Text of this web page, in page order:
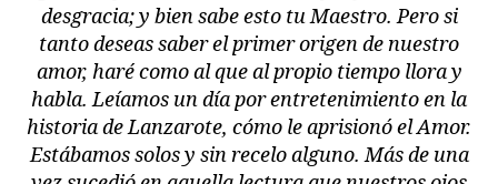
desgracia; y bien sabe esto tu Maestro. Pero si
tanto deseas saber el primer origen de nuestro
amor, haré como al que al propio tiempo llora y
habla. Leíamos un día por entretenimiento en la
historia de Lanzarote, cómo le aprisionó el Amor.
Estábamos solos y sin recelo alguno. Más de una